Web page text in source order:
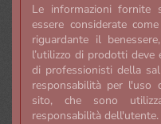
Le informazioni fornite
essere considerate
riguardante il
l’utilizzo di prodotti deve
di professionisti della
responsabilità per l'uso
sito, che sono
responsabilità dell'utente.